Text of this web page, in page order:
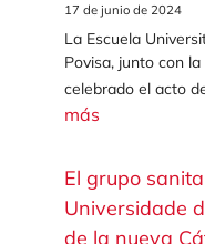
17 de junio de 2024
La Escuela
Povisa, junto con
celebrado el acto
más
El grupo
Universidade
de la nueva